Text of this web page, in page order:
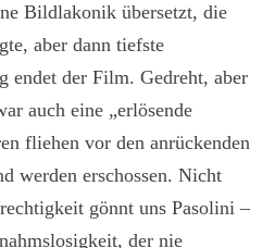
Bildlakonik übersetzt, die
aber dann tiefste
endet der Film. Gedreht, aber
auch eine „erlösende
fliehen vor den anrückenden
werden erschossen. Nicht
gönnt uns Pasolini –
der nie